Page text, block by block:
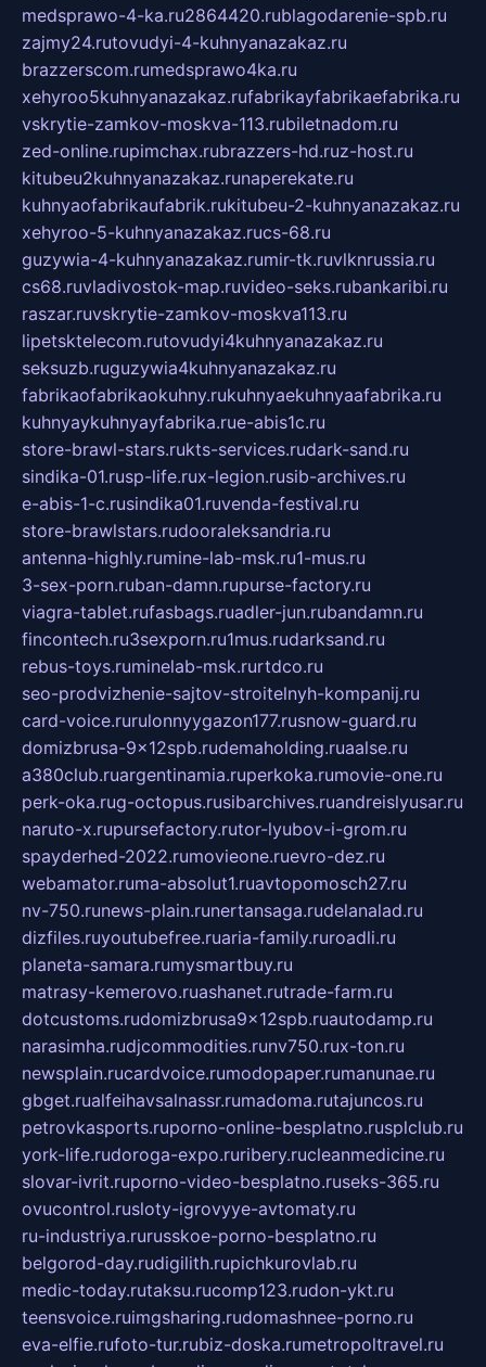
medsprawo-4-ka.ru2864420.rublagodarenie-spb.ru
zajmy24.rutovudyi-4-kuhnyanazakaz.ru
brazzerscom.rumedsprawo4ka.ru
xehyroo5kuhnyanazakaz.rufabrikayfabrikaefabrika.ru
vskrytie-zamkov-moskva-113.rubiletnadom.ru
zed-online.rupimchax.rubrazzers-hd.ruz-host.ru
kitubeu2kuhnyanazakaz.runaperekate.ru
kuhnyaofabrikaufabrik.rukitubeu-2-kuhnyanazakaz.ru
xehyroo-5-kuhnyanazakaz.rucs-68.ru
guzywia-4-kuhnyanazakaz.rumir-tk.ruvlknrussia.ru
cs68.ruvladivostok-map.ruvideo-seks.rubankaribi.ru
raszar.ruvskrytie-zamkov-moskva113.ru
lipetsktelecom.rutovudyi4kuhnyanazakaz.ru
seksuzb.ruguzywia4kuhnyanazakaz.ru
fabrikaofabrikaokuhny.rukuhnyaekuhnyaafabrika.ru
kuhnyaykuhnyayfabrika.rue-abis1c.ru
store-brawl-stars.rukts-services.rudark-sand.ru
sindika-01.rusp-life.rux-legion.rusib-archives.ru
e-abis-1-c.rusindika01.ruvenda-festival.ru
store-brawlstars.rudooraleksandria.ru
antenna-highly.rumine-lab-msk.ru1-mus.ru
3-sex-porn.ruban-damn.rupurse-factory.ru
viagra-tablet.rufasbags.ruadler-jun.rubandamn.ru
fincontech.ru3sexporn.ru1mus.rudarksand.ru
rebus-toys.ruminelab-msk.rurtdco.ru
seo-prodvizhenie-sajtov-stroitelnyh-kompanij.ru
card-voice.rurulonnyygazon177.rusnow-guard.ru
domizbrusa-9x12spb.rudemaholding.ruaalse.ru
a380club.ruargentinamia.ruperkoka.rumovie-one.ru
perk-oka.rug-octopus.rusibarchives.ruandreislyusar.ru
naruto-x.rupursefactory.rutor-lyubov-i-grom.ru
spayderhed-2022.rumovieone.ruevro-dez.ru
webamator.ruma-absolut1.ruavtopomosch27.ru
nv-750.runews-plain.runertansaga.rudelanalad.ru
dizfiles.ruyoutubefree.ruaria-family.ruroadli.ru
planeta-samara.rumysmartbuy.ru
matrasy-kemerovo.ruashanet.rutrade-farm.ru
dotcustoms.rudomizbrusa9x12spb.ruautodamp.ru
narasimha.rudjcommodities.runv750.rux-ton.ru
newsplain.rucardvoice.rumodopaper.rumanunae.ru
gbget.rualfeihavsalnassr.rumadoma.rutajuncos.ru
petrovkasports.ruporno-online-besplatno.rusplclub.ru
york-life.rudoroga-expo.ruribery.rucleanmedicine.ru
slovar-ivrit.ruporno-video-besplatno.ruseks-365.ru
ovucontrol.rusloty-igrovyye-avtomaty.ru
ru-industriya.rurusskoe-porno-besplatno.ru
belgorod-day.rudigilith.rupichkurovlab.ru
medic-today.rutaksu.rucomp123.rudon-ykt.ru
teensvoice.ruimgsharing.rudomashnee-porno.ru
eva-elfie.rufoto-tur.rubiz-doska.rumetropoltravel.ru